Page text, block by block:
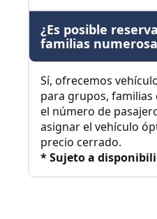
¿Es posible
familias
Sí, ofrecemos
para grupos,
el número de
asignar el vehículo
precio cerrado.
* Sujeto a